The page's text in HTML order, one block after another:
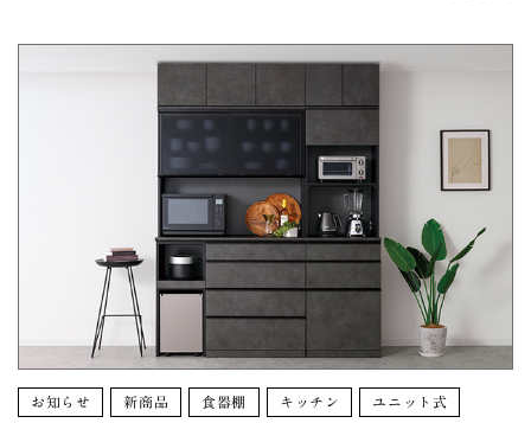
お知らせ 新商品 食器棚 キッチン ユニット式